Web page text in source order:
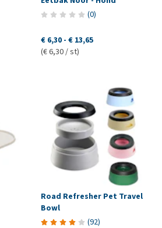
(0)
€ 6,30 - € 13,65
(€ 6,30 / st)
Road Refresher Pet Travel
Bowl
(92)